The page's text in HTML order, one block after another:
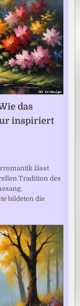
das
inspiriert
lässt
Tradition des
bildeten die